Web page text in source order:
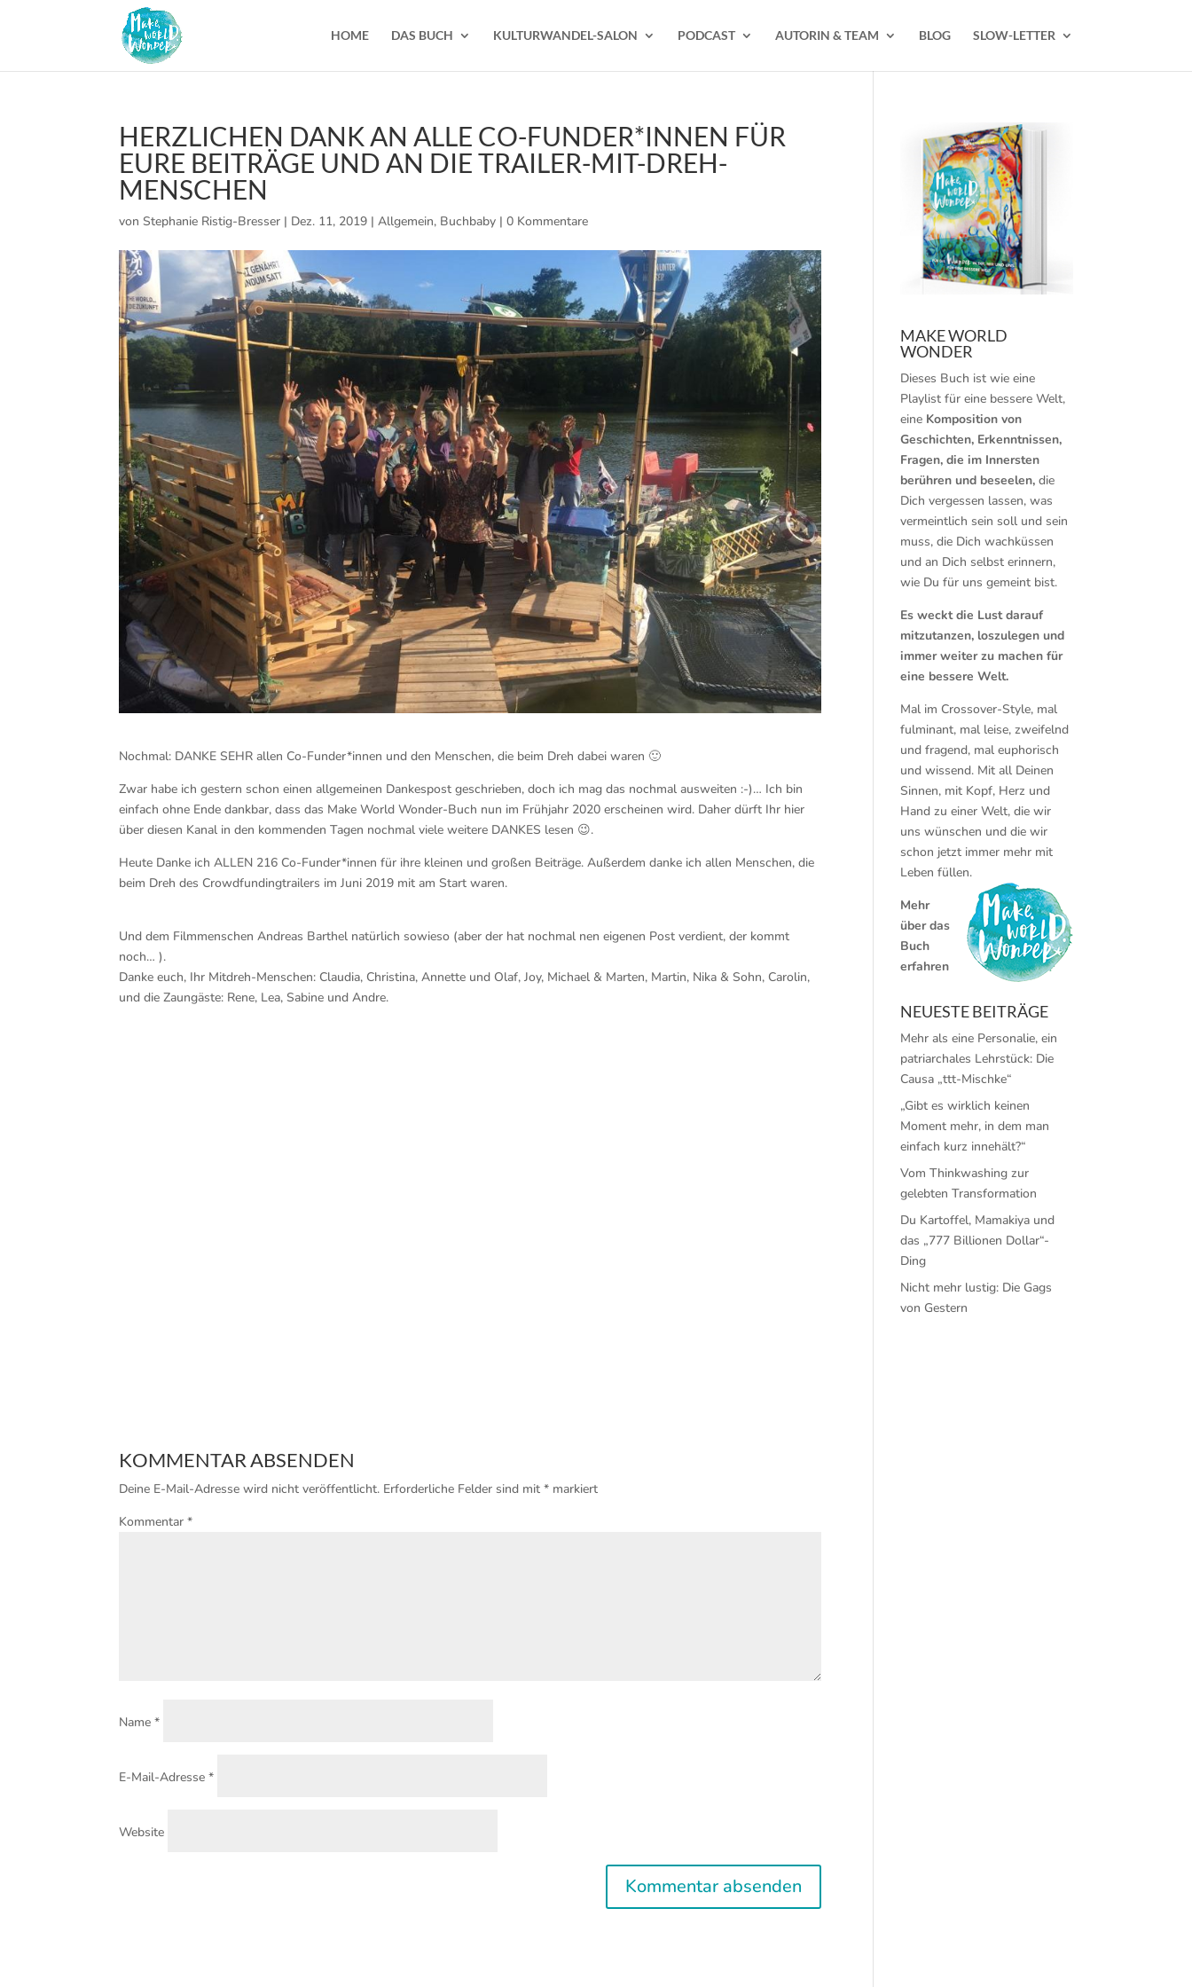
HOME DAS BUCH KULTURWANDEL-SALON PODCAST AUTORIN & TEAM BLOG SLOW-LETTER
HERZLICHEN DANK AN ALLE CO-FUNDER*INNEN FÜR
EURE BEITRÄGE UND AN DIE TRAILER-MIT-DREH-
MENSCHEN
vonStephanie Ristig-Bresser | Dez. 11, 2019 |Allgemein, Buchbaby |0 Kommentare
Nochmal: DANKE SEHR allen Co-Funder*innen und den Menschen, die beim Dreh dabei waren 🙂
Zwar habe ich gestern schon einen allgemeinen Dankespost geschrieben, doch ich mag das nochmal ausweiten :-)… Ich bin
einfach ohne Ende dankbar, dass das Make World Wonder-Buch nun im Frühjahr 2020 erscheinen wird. Daher dürft Ihr hier
über diesen Kanal in den kommenden Tagen nochmal viele weitere DANKES lesen 😉.
Heute Danke ich ALLEN 216 Co-Funder*innen für ihre kleinen und großen Beiträge. Außerdem danke ich allen Menschen, die
beim Dreh des Crowdfundingtrailers im Juni 2019 mit am Start waren.
Und dem Filmmenschen Andreas Barthel natürlich sowieso (aber der hat nochmal nen eigenen Post verdient, der kommt
noch…).
Danke euch, Ihr Mitdreh-Menschen: Claudia, Christina, Annette und Olaf, Joy, Michael & Marten, Martin, Nika & Sohn, Carolin,
und die Zaungäste: Rene, Lea, Sabine und Andre.
KOMMENTAR ABSENDEN
Deine E-Mail-Adresse wird nicht veröffentlicht. Erforderliche Felder sind mit* markiert
Kommentar*
Name*
E-Mail-Adresse*
Website
MAKE WORLD
WONDER
Dieses Buch ist wie eine
Playlist für eine bessere Welt,
eine Komposition von
Geschichten, Erkenntnissen,
Fragen, die im Innersten
berühren und beseelen, die
Dich vergessen lassen, was
vermeintlich sein soll und sein
muss, die Dich wachküssen
und an Dich selbst erinnern,
wie Du für uns gemeint bist.
Es weckt die Lust darauf
mitzutanzen, loszulegen und
immer weiter zu machen für
eine bessere Welt.
Mal im Crossover-Style, mal
fulminant, mal leise, zweifelnd
und fragend, mal euphorisch
und wissend. Mit all Deinen
Sinnen, mit Kopf, Herz und
Hand zu einer Welt, die wir
uns wünschen und die wir
schon jetzt immer mehr mit
Leben füllen.
Mehr
über das
Buch
erfahren
NEUESTE BEITRÄGE
Mehr als eine Personalie, ein
patriarchales Lehrstück: Die
Causa „ttt-Mischke“
„Gibt es wirklich keinen
Moment mehr, in dem man
einfach kurz innehält?“
Vom Thinkwashing zur
gelebten Transformation
Du Kartoffel, Mamakiya und
das „777 Billionen Dollar“-
Ding
Nicht mehr lustig: Die Gags
von Gestern